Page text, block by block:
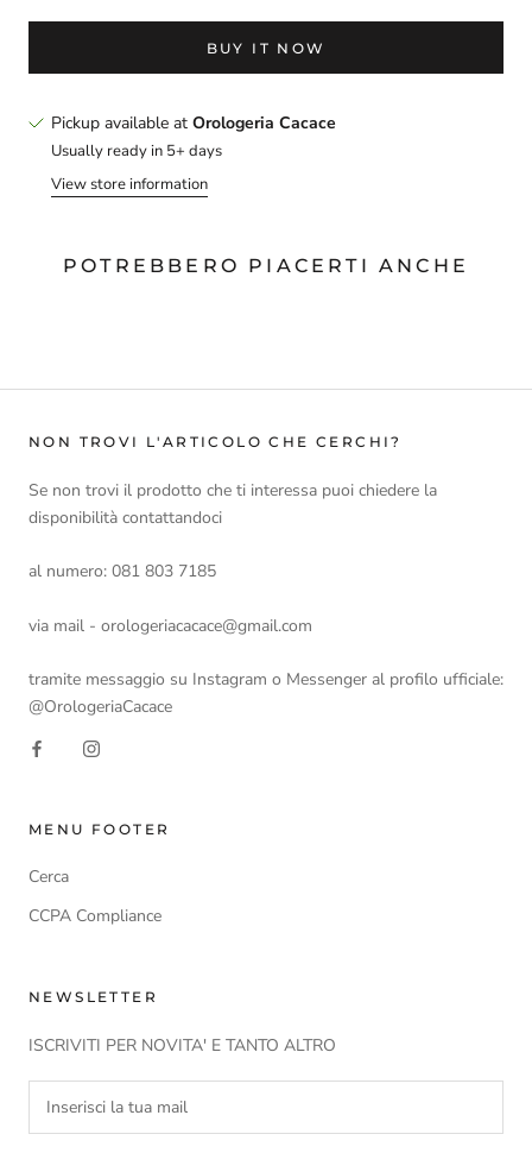
BUY IT NOW
Pickup available at Orologeria Cacace
Usually ready in 5+ days
View store information
POTREBBERO PIACERTI ANCHE
NON TROVI L'ARTICOLO CHE CERCHI?
Se non trovi il prodotto che ti interessa puoi chiedere la
disponibilità contattandoci
al numero: 081 803 7185
via mail - orologeriacacace@gmail.com
tramite messaggio su Instagram o Messenger al profilo ufficiale:
@OrologeriaCacace
MENU FOOTER
Cerca
CCPA Compliance
NEWSLETTER
ISCRIVITI PER NOVITA' E TANTO ALTRO